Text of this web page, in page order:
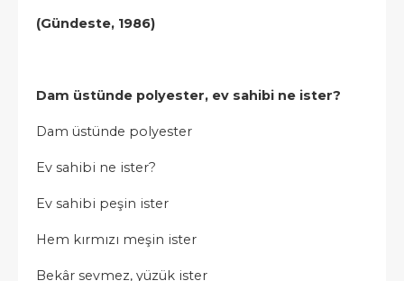
(Gündeste, 1986)
Dam üstünde polyester, ev sahibi ne ister?
Dam üstünde polyester
Ev sahibi ne ister?
Ev sahibi peşin ister
Hem kırmızı meşin ister
Bekâr sevmez, yüzük ister